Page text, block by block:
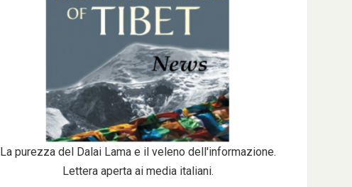
La purezza del Dalai Lama e il veleno dell'informazione.
Lettera aperta ai media italiani.